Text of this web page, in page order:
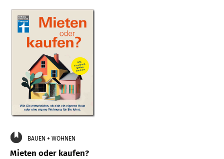
BAUEN + WOHNEN
Mieten oder kaufen?